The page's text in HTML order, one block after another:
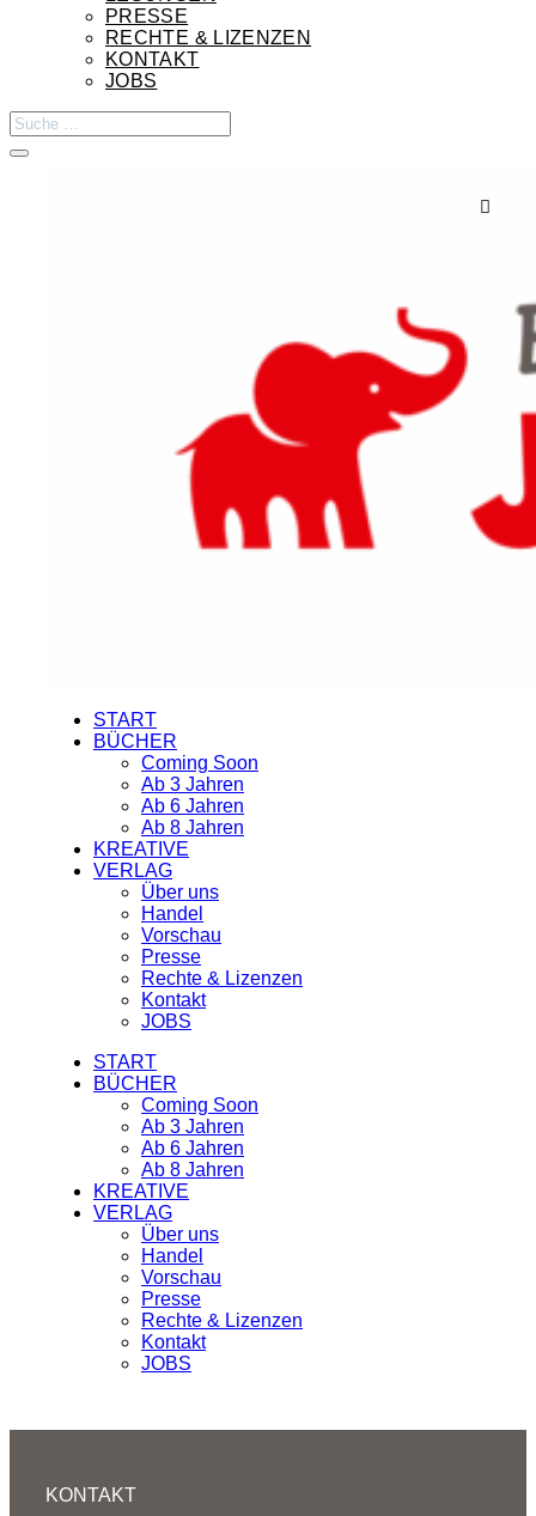
PRESSE
RECHTE & LIZENZEN
KONTAKT
JOBS

START
BÜCHER
Coming Soon
Ab 3 Jahren
Ab 6 Jahren
Ab 8 Jahren
KREATIVE
VERLAG
Über uns
Handel
Vorschau
Presse
Rechte & Lizenzen
Kontakt
JOBS
START
BÜCHER
Coming Soon
Ab 3 Jahren
Ab 6 Jahren
Ab 8 Jahren
KREATIVE
VERLAG
Über uns
Handel
Vorschau
Presse
Rechte & Lizenzen
Kontakt
JOBS
KONTAKT